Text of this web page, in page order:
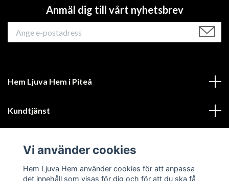
Anmäl dig till vårt nyhetsbrev
Hem Ljuva Hem i Piteå
Kundtjänst
Sociala medier
Vi använder cookies
Hem Ljuva Hem använder cookies för att anpassa
det innehåll som visas för dig och för att du ska få